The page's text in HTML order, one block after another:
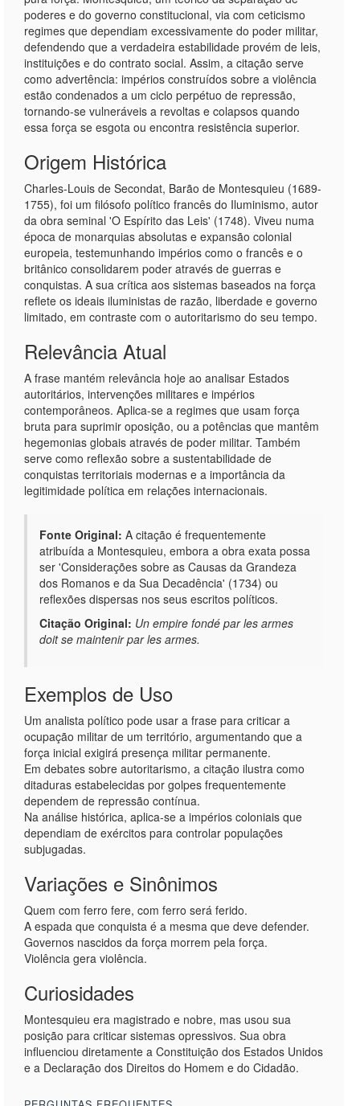
poderes e do governo constitucional, via com ceticismo
regimes que dependiam excessivamente do poder militar,
defendendo que a verdadeira estabilidade provém de leis,
instituições e do contrato social. Assim, a citação serve
como advertência: impérios construídos sobre a violência
estão condenados a um ciclo perpétuo de repressão,
tornando-se vulneráveis a revoltas e colapsos quando
essa força se esgota ou encontra resistência superior.
Origem Histórica
Charles-Louis de Secondat, Barão de Montesquieu (1689-
1755), foi um filósofo político francês do Iluminismo, autor
da obra seminal 'O Espírito das Leis' (1748). Viveu numa
época de monarquias absolutas e expansão colonial
europeia, testemunhando impérios como o francês e o
britânico consolidarem poder através de guerras e
conquistas. A sua crítica aos sistemas baseados na força
reflete os ideais iluministas de razão, liberdade e governo
limitado, em contraste com o autoritarismo do seu tempo.
Relevância Atual
A frase mantém relevância hoje ao analisar Estados
autoritários, intervenções militares e impérios
contemporâneos. Aplica-se a regimes que usam força
bruta para suprimir oposição, ou a potências que mantêm
hegemonias globais através de poder militar. Também
serve como reflexão sobre a sustentabilidade de
conquistas territoriais modernas e a importância da
legitimidade política em relações internacionais.
Fonte Original: A citação é frequentemente
atribuída a Montesquieu, embora a obra exata possa
ser 'Considerações sobre as Causas da Grandeza
dos Romanos e da Sua Decadência' (1734) ou
reflexões dispersas nos seus escritos políticos.
Citação Original: Un empire fondé par les armes
doit se maintenir par les armes.
Exemplos de Uso
Um analista político pode usar a frase para criticar a
ocupação militar de um território, argumentando que a
força inicial exigirá presença militar permanente.
Em debates sobre autoritarismo, a citação ilustra como
ditaduras estabelecidas por golpes frequentemente
dependem de repressão contínua.
Na análise histórica, aplica-se a impérios coloniais que
dependiam de exércitos para controlar populações
subjugadas.
Variações e Sinônimos
Quem com ferro fere, com ferro será ferido.
A espada que conquista é a mesma que deve defender.
Governos nascidos da força morrem pela força.
Violência gera violência.
Curiosidades
Montesquieu era magistrado e nobre, mas usou sua
posição para criticar sistemas opressivos. Sua obra
influenciou diretamente a Constituição dos Estados Unidos
e a Declaração dos Direitos do Homem e do Cidadão.